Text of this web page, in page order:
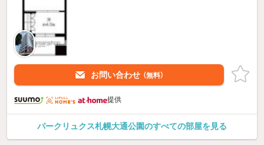
お問い合わせ （無料）
提供
パークリュクス札幌大通公園のすべての部屋を見る